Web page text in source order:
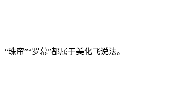
帘”“罗幕”都属于美化飞说法。